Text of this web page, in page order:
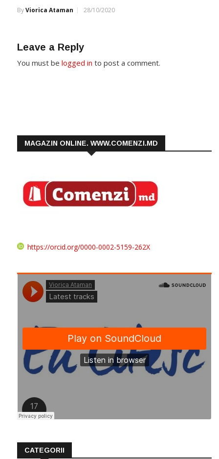
ByViorica Ataman 28/10/2020
Leave a Reply
You must be logged in to post a comment.
MAGAZIN ONLINE. WWW.COMENZI.MD
https://orcid.org/0000-0002-5159-262X
CATEGORII